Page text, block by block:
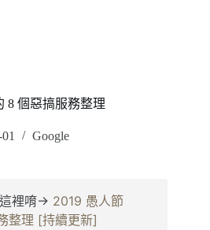
8 個惡搞服務整理
Google
裡唷→ 2019 愚人節
整理 [持續更新]